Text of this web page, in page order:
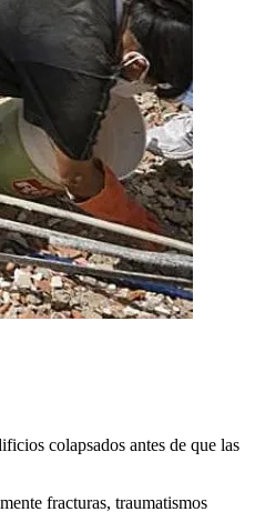
colapsados antes de que las
fracturas, traumatismos